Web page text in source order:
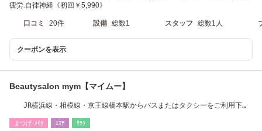
疲労.自律神経《初回￥5,990》
口コミ 20件 設備 総数1 スタッフ 総数1人
クーポンを表示
Beautysalon mym【マイムー】
JR横浜線・相模線・京王線橋本駅からバスまたはタクシーをご利用下さ
まつげ･ﾒｲｸ ｴｽﾃ ﾘﾗｸ